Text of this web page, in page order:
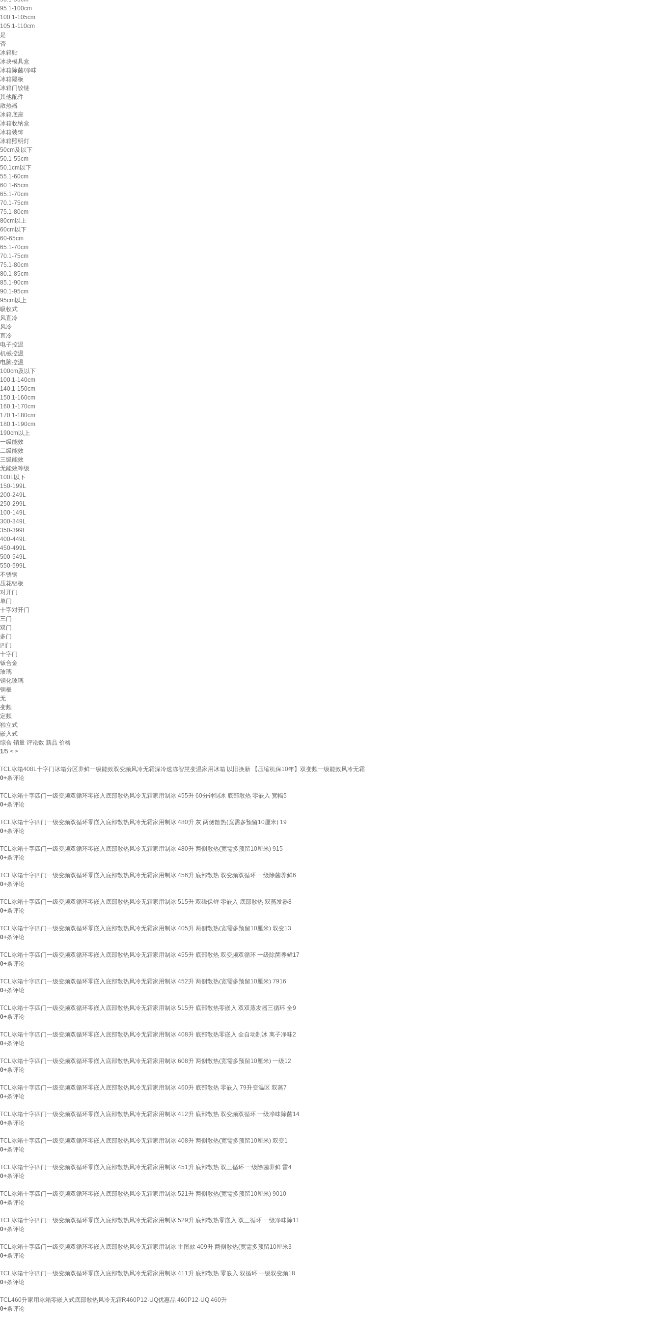
95.1-100cm
100.1-105cm
105.1-110cm
是
否
冰箱贴
冰块模具盒
冰箱除菌/净味
冰箱隔板
冰箱门铰链
其他配件
散热器
冰箱底座
冰箱收纳盒
冰箱装饰
冰箱照明灯
50cm及以下
50.1-55cm
50.1cm以下
55.1-60cm
60.1-65cm
65.1-70cm
70.1-75cm
75.1-80cm
80cm以上
60cm以下
60-65cm
65.1-70cm
70.1-75cm
75.1-80cm
80.1-85cm
85.1-90cm
90.1-95cm
95cm以上
吸收式
风直冷
风冷
直冷
电子控温
机械控温
电脑控温
100cm及以下
100.1-140cm
140.1-150cm
150.1-160cm
160.1-170cm
170.1-180cm
180.1-190cm
190cm以上
一级能效
二级能效
三级能效
无能效等级
100L以下
150-199L
200-249L
250-299L
100-149L
300-349L
350-399L
400-449L
450-499L
500-549L
550-599L
不锈钢
压花铝板
对开门
单门
十字对开门
三门
双门
多门
四门
十字门
钣合金
玻璃
钢化玻璃
钢板
无
变频
定频
独立式
嵌入式
综合 销量 评论数 新品 价格
1/5 < >
TCL冰箱408L十字门冰箱分区养鲜一级能效双变频风冷无霜深冷速冻智慧变温家用冰箱 以旧换新 【压缩机保10年】双变频一级能效风冷无霜
0+条评论
TCL冰箱十字四门一级变频双循环零嵌入底部散热风冷无霜家用制冰 455升 60分钟制冰 底部散热 零嵌入 宽幅5
0+条评论
TCL冰箱十字四门一级变频双循环零嵌入底部散热风冷无霜家用制冰 480升 灰 两侧散热(宽需多预留10厘米) 19
0+条评论
TCL冰箱十字四门一级变频双循环零嵌入底部散热风冷无霜家用制冰 480升 两侧散热(宽需多预留10厘米) 915
0+条评论
TCL冰箱十字四门一级变频双循环零嵌入底部散热风冷无霜家用制冰 456升 底部散热 双变频双循环 一级除菌养鲜6
0+条评论
TCL冰箱十字四门一级变频双循环零嵌入底部散热风冷无霜家用制冰 515升 双磁保鲜 零嵌入 底部散热 双蒸发器8
0+条评论
TCL冰箱十字四门一级变频双循环零嵌入底部散热风冷无霜家用制冰 405升 两侧散热(宽需多预留10厘米) 双变13
0+条评论
TCL冰箱十字四门一级变频双循环零嵌入底部散热风冷无霜家用制冰 455升 底部散热 双变频双循环 一级除菌养鲜17
0+条评论
TCL冰箱十字四门一级变频双循环零嵌入底部散热风冷无霜家用制冰 452升 两侧散热(宽需多预留10厘米) 7916
0+条评论
TCL冰箱十字四门一级变频双循环零嵌入底部散热风冷无霜家用制冰 515升 底部散热零嵌入 双双蒸发器三循环 全9
0+条评论
TCL冰箱十字四门一级变频双循环零嵌入底部散热风冷无霜家用制冰 408升 底部散热零嵌入 全自动制冰 离子净味2
0+条评论
TCL冰箱十字四门一级变频双循环零嵌入底部散热风冷无霜家用制冰 608升 两侧散热(宽需多预留10厘米) 一级12
0+条评论
TCL冰箱十字四门一级变频双循环零嵌入底部散热风冷无霜家用制冰 460升 底部散热 零嵌入 79升变温区 双蒸7
0+条评论
TCL冰箱十字四门一级变频双循环零嵌入底部散热风冷无霜家用制冰 412升 底部散热 双变频双循环 一级净味除菌14
0+条评论
TCL冰箱十字四门一级变频双循环零嵌入底部散热风冷无霜家用制冰 408升 两侧散热(宽需多预留10厘米) 双变1
0+条评论
TCL冰箱十字四门一级变频双循环零嵌入底部散热风冷无霜家用制冰 451升 底部散热 双三循环 一级除菌养鲜 雷4
0+条评论
TCL冰箱十字四门一级变频双循环零嵌入底部散热风冷无霜家用制冰 521升 两侧散热(宽需多预留10厘米) 9010
0+条评论
TCL冰箱十字四门一级变频双循环零嵌入底部散热风冷无霜家用制冰 529升 底部散热零嵌入 双三循环 一级净味除11
0+条评论
TCL冰箱十字四门一级变频双循环零嵌入底部散热风冷无霜家用制冰 主图款 409升 两侧散热(宽需多预留10厘米3
0+条评论
TCL冰箱十字四门一级变频双循环零嵌入底部散热风冷无霜家用制冰 411升 底部散热 零嵌入 双循环 一级双变频18
0+条评论
TCL460升家用冰箱零嵌入式底部散热风冷无霜R460P12-UQ优惠品 460P12-UQ 460升
0+条评论